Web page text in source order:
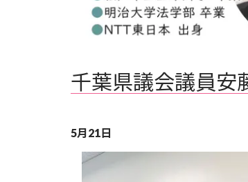
千葉県議会議員安
5月21日